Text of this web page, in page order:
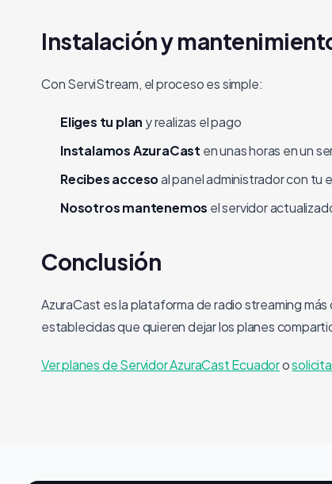
Instalación y
Con ServiStream, el proceso es simple:
Eliges tu plan y realizas el pago
Instalamos AzuraCast en unas horas en un
Recibes accesoal panel administrador con tu
Nosotros mantenemos el servidor
Conclusión
AzuraCast es la plataforma de radio streaming
establecidas que quieren dejar los planes
Ver planes de Servidor AzuraCast Ecuadoro